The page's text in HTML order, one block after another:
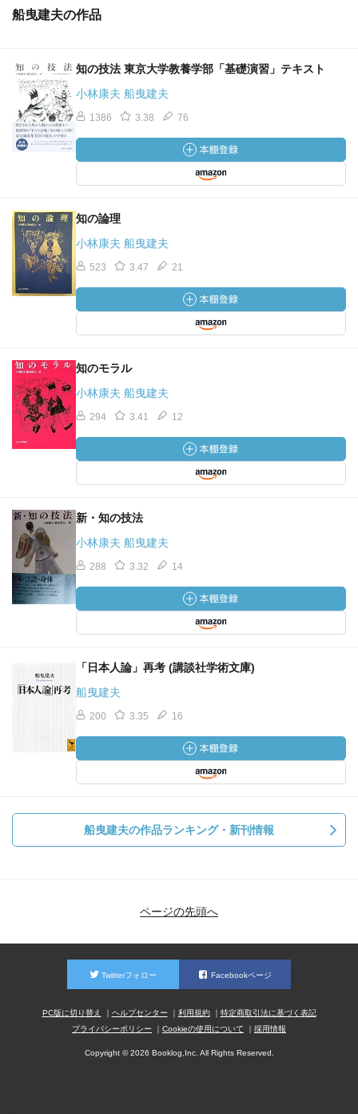
船曳建夫の作品
知の技法 東京大学教養学部「基礎演習」テキスト
小林康夫 船曳建夫
1386 3.38 76
知の論理
小林康夫 船曳建夫
523 3.47 21
知のモラル
小林康夫 船曳建夫
294 3.41 12
新・知の技法
小林康夫 船曳建夫
288 3.32 14
「日本人論」再考 (講談社学術文庫)
船曳建夫
200 3.35 16
船曳建夫の作品ランキング・新刊情報
ページの先頭へ
Twitterフォロー Facebookページ
PC版に切り替え ヘルプセンター 利用規約
特定商取引法に基づく表記
プライバシーポリシー
Cookieの使用について 採用情報
Copyright © 2026 Booklog,Inc. All Rights Reserved.